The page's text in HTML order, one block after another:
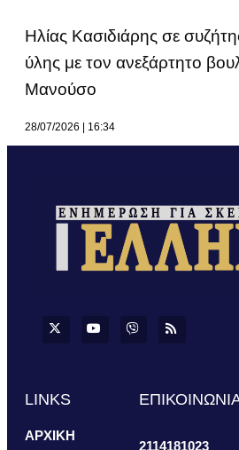
Ηλίας Κασιδιάρης σε
ύλης με τον ανεξάρτητο
Μανούσο
28/07/2026 16:34
LINKS
ΑΡΧΙΚΗ
2114181023